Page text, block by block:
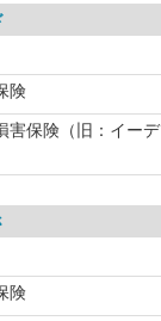
険
害保険（旧：イーデ
険